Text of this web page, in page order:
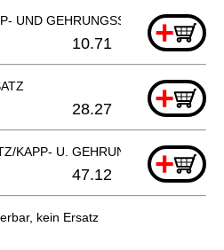
UND GEHRUNGSSAeGE+
10.71
+
28.27
KAPP- U. GEHRUNGSSAeGE
+
47.12
kein Ersatz